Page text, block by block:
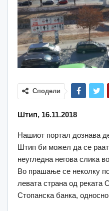
Сподели
Штип, 16.11.2018
Нашиот портал дознава
Штип би можел да се
неугледна негова слика
Во прашање се неколку
левата страна од
Стопанска банка,